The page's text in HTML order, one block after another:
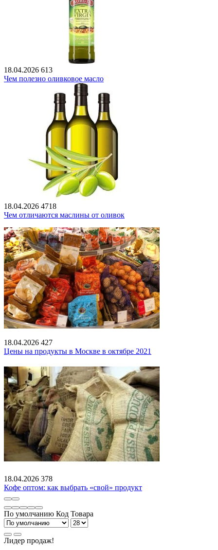
18.04.2026 613
Чем полезно оливковое масло
18.04.2026 4718
Чем отличаются маслины от оливок
18.04.2026 427
Цены на продукты в Москве в октябре 2021
18.04.2026 378
Кофе оптом: как выбрать «свой» продукт
По умолчанию Код Товара
Лидер продаж!